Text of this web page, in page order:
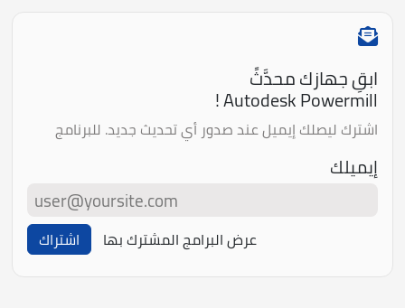
ابقِ جهازك محدَّثً
Autodesk Powermill !
اشترك ليصلك إيميل عند صدور أي تحديث جديد. للبرنامج
إيميلك
عرض البرامج المشترك بها اشتراك